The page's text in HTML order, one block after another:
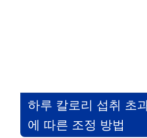
하루 칼로리 섭취 초
에 따른 조정 방법